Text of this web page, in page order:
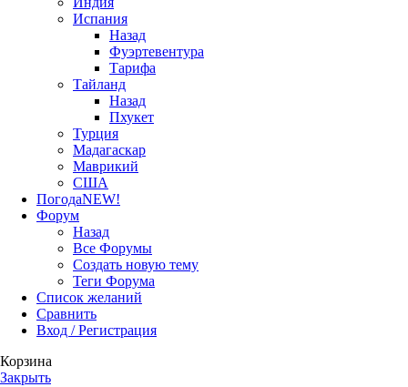
Испания
Назад
Фуэртевентура
Тарифа
Тайланд
Назад
Пхукет
Турция
Мадагаскар
Маврикий
США
ПогодаNEW!
Форум
Назад
Все Форумы
Создать новую тему
Теги Форума
Список желаний
Сравнить
Вход / Регистрация
Корзина
Закрыть